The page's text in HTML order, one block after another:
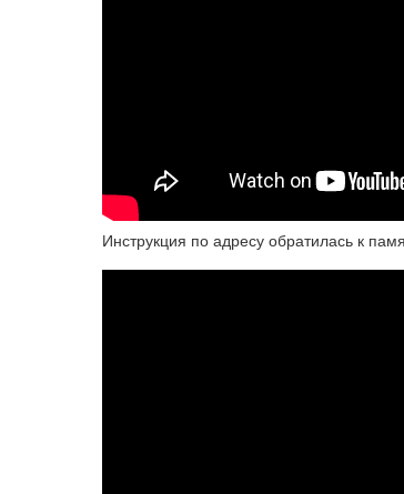
Инструкция по адресу обратилась к